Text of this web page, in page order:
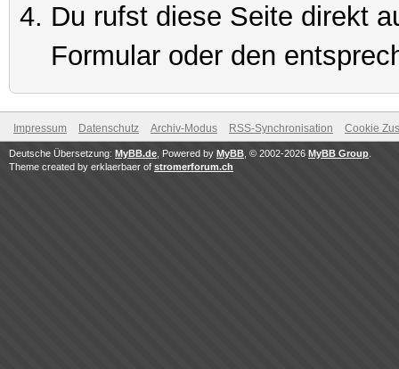
Du rufst diese Seite direkt
Formular oder den
Impressum Datenschutz Archiv-Modus RSS-Synchronisation Cookie
Deutsche Übersetzung: MyBB.de , Powered by MyBB , © 2002-2026 MyBB Group
Theme created by erklaerbaer of stromerforum.ch